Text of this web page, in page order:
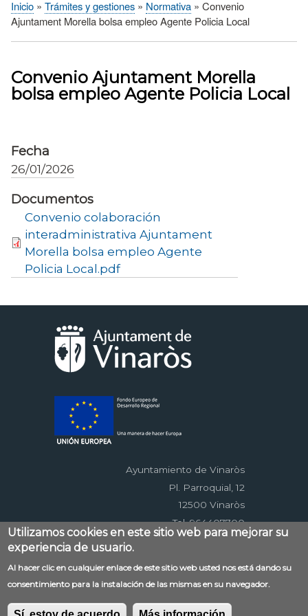
Sobrescribir
ayuda
a
la
Inicio Trámites y gestiones Normativa
Convenio
Ajuntament Morella bolsa empleo Agente Policia Local
Convenio Ajuntament Morella
bolsa empleo Agente Policia Local
Fecha
26/01/2026
Documentos
Convenio colaboración
interadministrativa Ajuntament
Morella bolsa empleo Agente
Policia Local.pdf
Ayuntamiento de Vinaròs
Pl. Parroquial, 12
12500 Vinaròs
Tel. 964407700
Menú
al
pie
Contacto Aviso legal
Mapa web
Accessibilitat
Política de privacidad
RSS
EDUSI
Utilizamos cookies en este sitio web para mejorar su
experiencia de usuario.
Al hacer clic en cualquier enlace de este sitio web usted nos está dando su
consentimiento para la instalación de las mismas en su navegador.